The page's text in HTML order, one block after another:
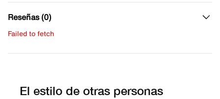
Reseñas (0)
Failed to fetch